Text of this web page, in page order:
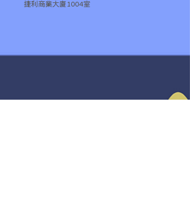
捷利商業大廈1004室